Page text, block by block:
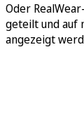
Oder
geteilt und auf
angezeigt